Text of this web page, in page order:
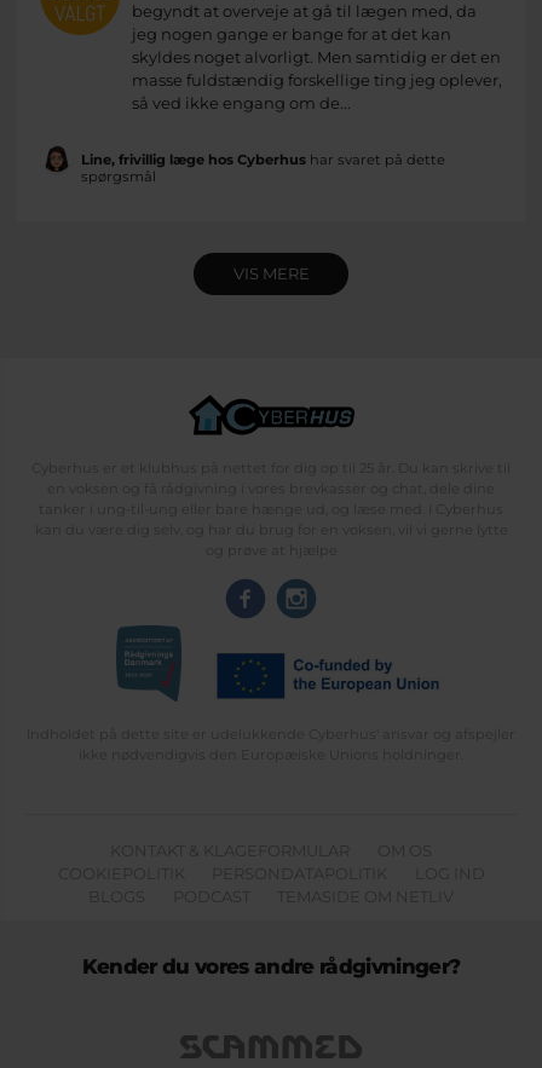
begyndt at overveje at gå til lægen med, da
jeg nogen gange er bange for at det kan
skyldes noget alvorligt. Men samtidig er det en
masse fuldstændig forskellige ting jeg oplever,
så ved ikke engang om de...
Line, frivillig læge hos Cyberhushar svaret på dette
spørgsmål
VIS MERE
Cyberhus er et klubhus på nettet for dig op til 25 år. Du kan skrive til
en voksen og få rådgivning i vores brevkasser og chat, dele dine
tanker i ung-til-ung eller bare hænge ud, og læse med. I Cyberhus
kan du være dig selv, og har du brug for en voksen, vil vi gerne lytte
og prøve at hjælpe
Indholdet på dette site er udelukkende Cyberhus' ansvar og afspejler
ikke nødvendigvis den Europæiske Unions holdninger.
KONTAKT & KLAGEFORMULAR
OM OS
COOKIEPOLITIK
PERSONDATAPOLITIK
LOG IND
BLOGS
PODCAST TEMASIDE OM NETLIV
Kender du vores andre rådgivninger?